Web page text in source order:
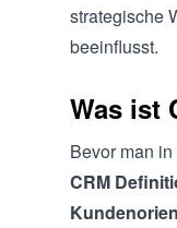
strategische
beeinflusst.
Was ist
Bevor man
CRM